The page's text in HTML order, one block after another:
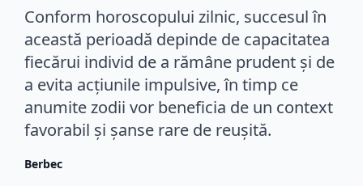
Conform horoscopului zilnic, succesul în
această perioadă depinde de capacitatea
fiecărui individ de a rămâne prudent și de
a evita acțiunile impulsive, în timp ce
anumite zodii vor beneficia de un context
favorabil și șanse rare de reușită.
Berbec